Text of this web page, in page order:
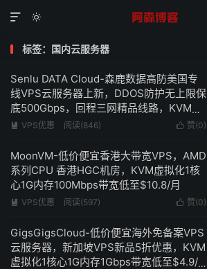


标签：国内云服务器
Senlu DATA Cloud-森鹿数据高防美国专
线VPS云服务器上新，DDOS防护无上限保
底500Gbps，回程三网精品线路，KVM虚
拟化2核心2G内存低至150元/月-附简单测
 赞(0)
 VPS优惠 阅读(846)
MoonVM-低价便宜香港大带宽VPS，AMD
系列CPU 香港HGC机房，KVM虚拟化1核
心1G内存100Mbps带宽低至$10.8/月
 赞(0)
 VPS优惠 阅读(597)
GigsGigsCloud-低价便宜海外免备案VPS
云服务器，新加坡VPS新品5折优惠，KVM
虚拟化1核心1G内存1Gbps带宽低至$4.9/